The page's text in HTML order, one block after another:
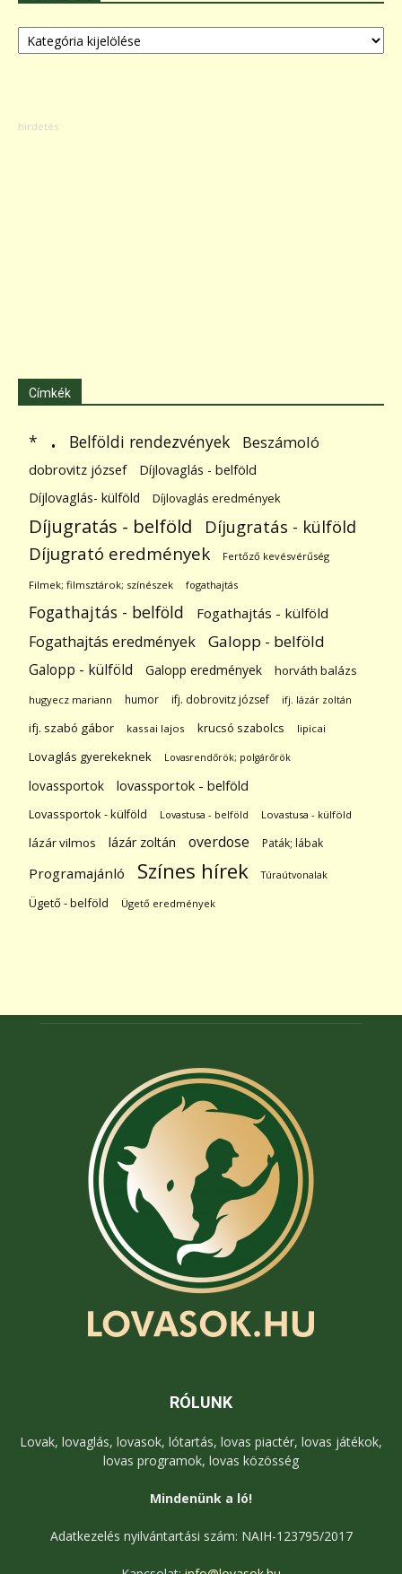
Kategóriák
Címkék
* . Belföldi rendezvények Beszámoló
dobrovitz józsef
Díjlovaglás - belföld
Díjlovaglás- külföld
Díjlovaglás eredmények
Díjugratás - belföld Díjugratás - külföld
Díjugrató eredmények Fertőző kevésvérűség
Filmek; filmsztárok; színészek fogathajtás
Fogathajtás - belföld Fogathajtás - külföld
Fogathajtás eredmények Galopp - belföld
Galopp - külföld Galopp eredmények horváth balázs
hugyecz mariann humor ifj. dobrovitz józsef ifj. lázár zoltán
ifj. szabó gábor kassai lajos krucsó szabolcs lipicai
Lovaglás gyerekeknek Lovasrendőrök; polgárőrök
lovassportok lovassportok - belföld
Lovassportok - külföld Lovastusa - belföld Lovastusa - külföld
lázár vilmos lázár zoltán overdose Paták; lábak
Programajánló Színes hírek Túraútvonalak
Ügető - belföld Ügető eredmények
RÓLUNK
Lovak, lovaglás, lovasok, lótartás, lovas piactér, lovas játékok,
lovas programok, lovas közösség
Mindenünk a ló!
Adatkezelés nyilvántartási szám: NAIH-123795/2017